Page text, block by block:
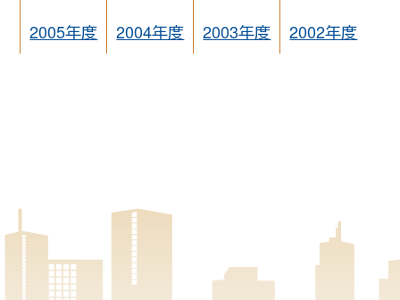
2005年度 2004年度 2003年度 2002年度